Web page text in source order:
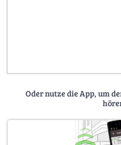
Oder nutze die App, um